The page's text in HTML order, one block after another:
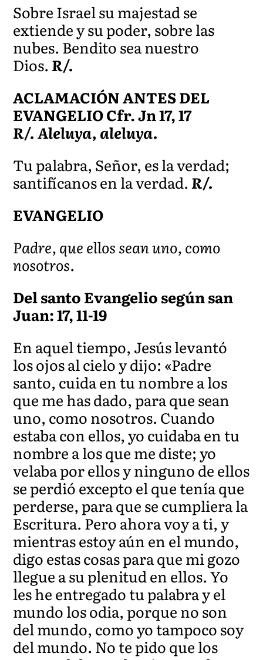
Sobre Israel su majestad se
extiende y su poder, sobre las
nubes. Bendito sea nuestro
Dios.R/.
ACLAMACIÓN ANTES DEL
EVANGELIO Cfr. Jn 17, 17
R/. Aleluya, aleluya.
Tu palabra, Señor, es la verdad;
santifícanos en la verdad.R/.
EVANGELIO
Padre, que ellos sean uno, como
nosotros.
Del santo Evangelio según san
Juan: 17, 11-19
En aquel tiempo, Jesús levantó
los ojos al cielo y dijo: «Padre
santo, cuida en tu nombre a los
que me has dado, para que sean
uno, como nosotros. Cuando
estaba con ellos, yo cuidaba en tu
nombre a los que me diste; yo
velaba por ellos y ninguno de ellos
se perdió excepto el que tenía que
perderse, para que se cumpliera la
Escritura. Pero ahora voy a ti, y
mientras estoy aún en el mundo,
digo estas cosas para que mi gozo
llegue a su plenitud en ellos. Yo
les he entregado tu palabra y el
mundo los odia, porque no son
del mundo, como yo tampoco soy
del mundo. No te pido que los